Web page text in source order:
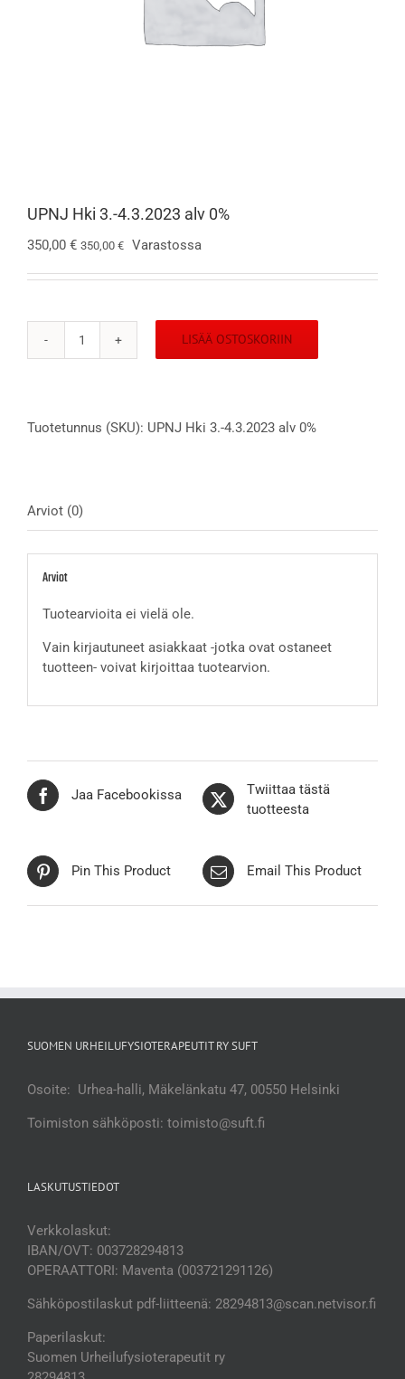
UPNJ Hki 3.-4.3.2023 alv 0%
350,00 € 350,00 € Varastossa
UPNJ
0%
LISÄÄ OSTOSKORIIN
Tuotetunnus (SKU): UPNJ Hki 3.-4.3.2023 alv 0%
Arviot (0)
Arviot
Tuotearvioita ei vielä ole.
Vain kirjautuneet asiakkaat -jotka ovat ostaneet
tuotteen- voivat kirjoittaa tuotearvion.
Jaa Facebookissa
Twiittaa tästä
tuotteesta
Pin This Product Email This Product
SUOMEN URHEILUFYSIOTERAPEUTIT RY SUFT
Osoite: Urhea-halli, Mäkelänkatu 47, 00550 Helsinki
Toimiston sähköposti: toimisto@suft.fi
LASKUTUSTIEDOT
Verkkolaskut:
IBAN/OVT: 003728294813
OPERAATTORI: Maventa (003721291126)
Sähköpostilaskut pdf-liitteenä: 28294813@scan.netvisor.fi
Paperilaskut:
Suomen Urheilufysioterapeutit ry